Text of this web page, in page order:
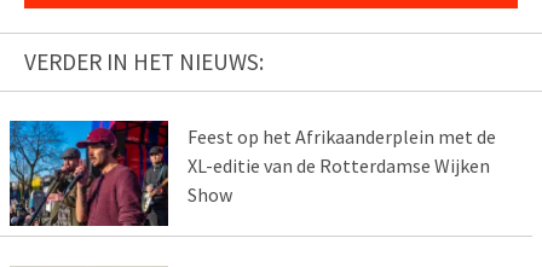
VERDER IN HET NIEUWS:
Feest op het Afrikaanderplein met de
XL-editie van de Rotterdamse Wijken
Show